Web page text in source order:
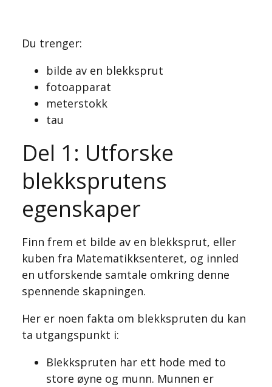
Du trenger:
bilde av en blekksprut
fotoapparat
meterstokk
tau
Del 1: Utforske
blekksprutens
egenskaper
Finn frem et bilde av en blekksprut, eller
kuben fra Matematikksenteret, og innled
en utforskende samtale omkring denne
spennende skapningen.
Her er noen fakta om blekkspruten du kan
ta utgangspunkt i:
Blekkspruten har ett hode med to
store øyne og munn. Munnen er